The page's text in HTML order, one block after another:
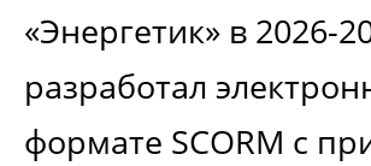
«Энергетик» в 2026-
разработал
формате SCORM с